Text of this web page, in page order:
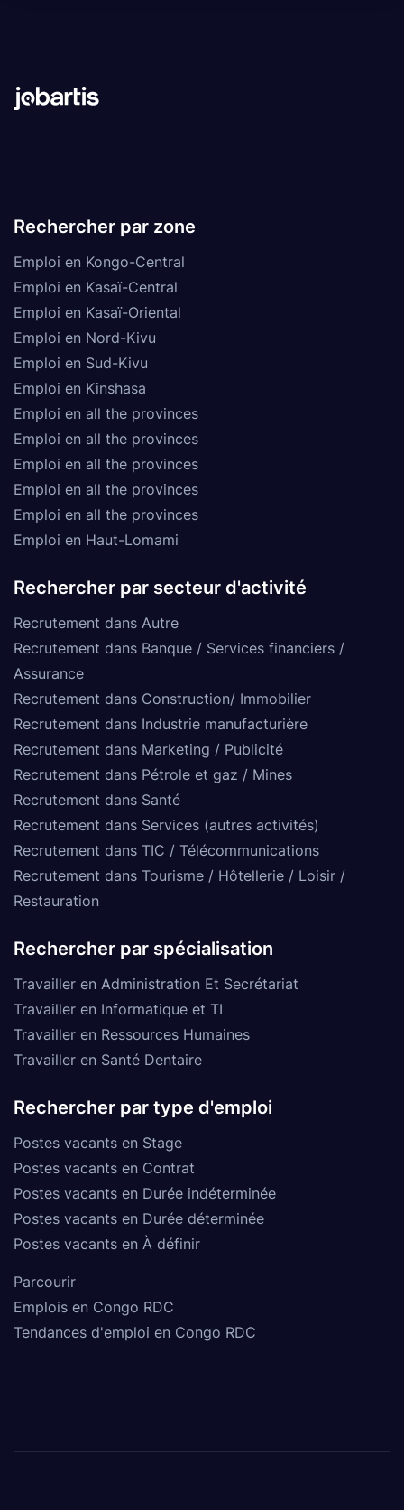
Rechercher par zone
Emploi en Kongo-Central
Emploi en Kasaï-Central
Emploi en Kasaï-Oriental
Emploi en Nord-Kivu
Emploi en Sud-Kivu
Emploi en Kinshasa
Emploi en all the provinces
Emploi en all the provinces
Emploi en all the provinces
Emploi en all the provinces
Emploi en all the provinces
Emploi en Haut-Lomami
Rechercher par secteur d'activité
Recrutement dans Autre
Recrutement dans Banque / Services financiers /
Assurance
Recrutement dans Construction/ Immobilier
Recrutement dans Industrie manufacturière
Recrutement dans Marketing / Publicité
Recrutement dans Pétrole et gaz / Mines
Recrutement dans Santé
Recrutement dans Services (autres activités)
Recrutement dans TIC / Télécommunications
Recrutement dans Tourisme / Hôtellerie / Loisir /
Restauration
Rechercher par spécialisation
Travailler en Administration Et Secrétariat
Travailler en Informatique et TI
Travailler en Ressources Humaines
Travailler en Santé Dentaire
Rechercher par type d'emploi
Postes vacants en Stage
Postes vacants en Contrat
Postes vacants en Durée indéterminée
Postes vacants en Durée déterminée
Postes vacants en À définir
Parcourir
Emplois en Congo RDC
Tendances d'emploi en Congo RDC